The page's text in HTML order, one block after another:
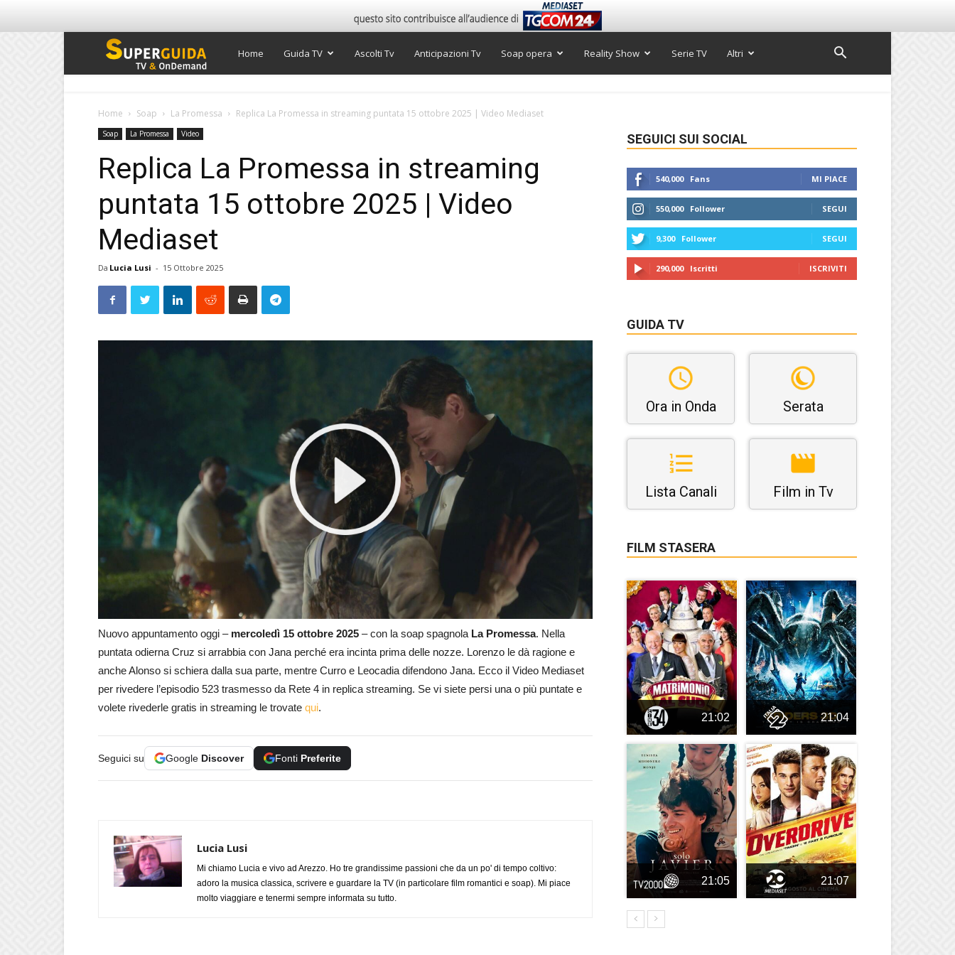
Super
Home Guida TV Ascolti Tv Anticipazioni Tv Soap opera Reality Show Serie TV Altri
Home Soap La Promessa Replica La Promessa in streaming puntata 15 ottobre 2025 | Video Mediaset
Soap La Promessa Video
Replica La Promessa in streaming
puntata 15 ottobre 2025 | Video
Mediaset
Da Lucia Lusi - 15 Ottobre 2025
Nuovo appuntamento oggi – mercoledì 15 ottobre 2025 – con la soap spagnola La Promessa. Nella
puntata odierna Cruz si arrabbia con Jana perché era incinta prima delle nozze. Lorenzo le dà ragione e
anche Alonso si schiera dalla sua parte, mentre Curro e Leocadia difendono Jana. Ecco il Video Mediaset
per rivedere l’episodio 523 trasmesso da Rete 4 in replica streaming. Se vi siete persi una o più puntate e
volete rivederle gratis in streaming le trovate qui.
Seguici su Google Discover Fonti Preferite
Lucia Lusi
Mi chiamo Lucia e vivo ad Arezzo. Ho tre grandissime passioni che da un po' di tempo coltivo:
adoro la musica classica, scrivere e guardare la TV (in particolare film romantici e soap). Mi piace
molto viaggiare e tenermi sempre informata su tutto.
SEGUICI SUI SOCIAL
540,000 Fans MI PIACE
550,000 Follower SEGUI
9,300 Follower SEGUI
290,000 Iscritti ISCRIVITI
GUIDA TV
Ora in Onda Serata
Lista Canali Film in Tv
FILM STASERA
21:02 21:04
21:05 21:07